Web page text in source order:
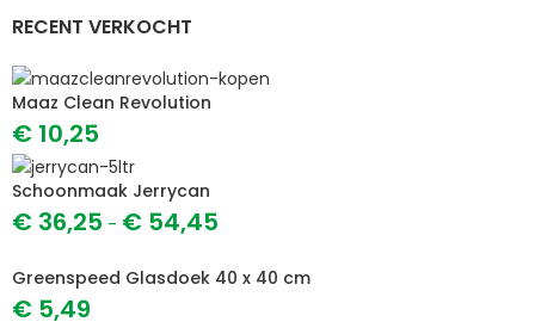
RECENT VERKOCHT
Maaz Clean Revolution
€ 10,25
Schoonmaak Jerrycan
€ 36,25 - € 54,45
Greenspeed Glasdoek 40 x 40 cm
€ 5,49